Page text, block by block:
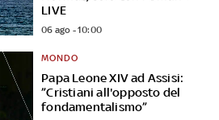
LIVE
06 ago - 10:00
Papa Leone XIV ad Assisi:
”Cristiani all'opposto del
fondamentalismo”
MONDO